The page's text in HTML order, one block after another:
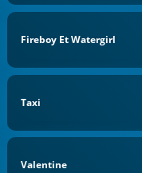
Fireboy Et Watergirl
Taxi
Valentine